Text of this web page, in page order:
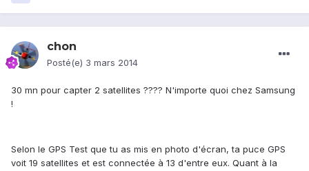
chon
Posté(e) 3 mars 2014
30 mn pour capter 2 satellites ???? N'importe quoi chez Samsung
!
Selon le GPS Test que tu as mis en photo d'écran, ta puce GPS
voit 19 satellites et est connectée à 13 d'entre eux. Quant à la